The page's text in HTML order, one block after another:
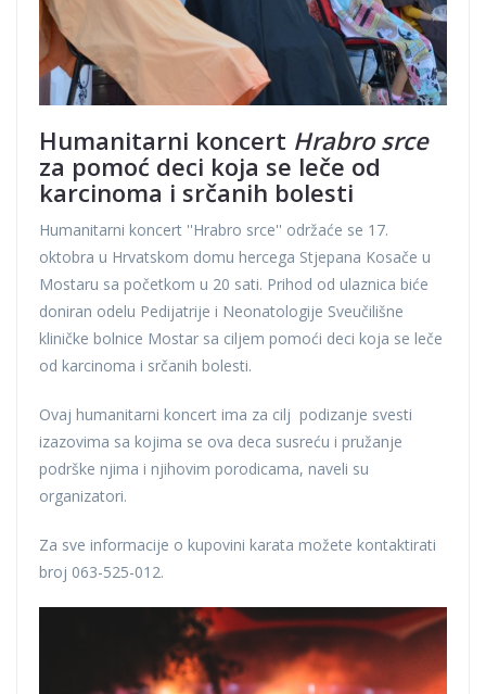
Humanitarni koncert Hrabro srce
za pomoć deci koja se leče od
karcinoma i srčanih bolesti
Humanitarni koncert ''Hrabro srce'' održaće se 17.
oktobra u Hrvatskom domu hercega Stjepana Kosače u
Mostaru sa početkom u 20 sati. Prihod od ulaznica biće
doniran odelu Pedijatrije i Neonatologije Sveučilišne
kliničke bolnice Mostar sa ciljem pomoći deci koja se leče
od karcinoma i srčanih bolesti.
Ovaj humanitarni koncert ima za cilj podizanje svesti
izazovima sa kojima se ova deca susreću i pružanje
podrške njima i njihovim porodicama, naveli su
organizatori.
Za sve informacije o kupovini karata možete kontaktirati
broj 063-525-012.